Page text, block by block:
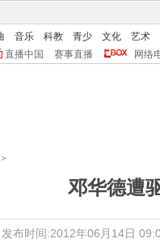
音乐 科教 青少 文化
艺术
直播中国 赛事直播 网络
>
邓华德遭
发布时间:2012年06月14日